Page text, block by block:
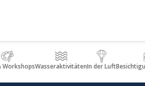
WorkshopsWasseraktivitätenIn der Luft